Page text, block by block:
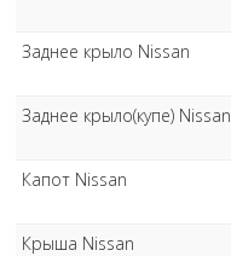
Заднее крыло Nissan
Заднее крыло(купе) Nissan
Капот Nissan
Крыша Nissan